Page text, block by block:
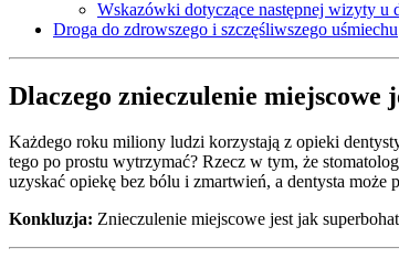
Wskazówki dotyczące następnej wizyty u
Droga do zdrowszego i szczęśliwszego uśmiechu
Dlaczego znieczulenie miejscowe
Każdego roku miliony ludzi korzystają z opieki
tego po prostu wytrzymać? Rzecz w tym, że
uzyskać opiekę bez bólu i zmartwień, a dentysta może
Konkluzja: Znieczulenie miejscowe jest jak